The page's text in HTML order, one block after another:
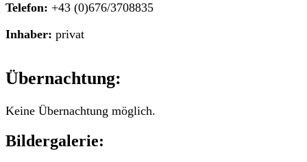
Telefon: +43 (0)676/3708835
Inhaber: privat
Übernachtung:
Keine Übernachtung möglich.
Bildergalerie: